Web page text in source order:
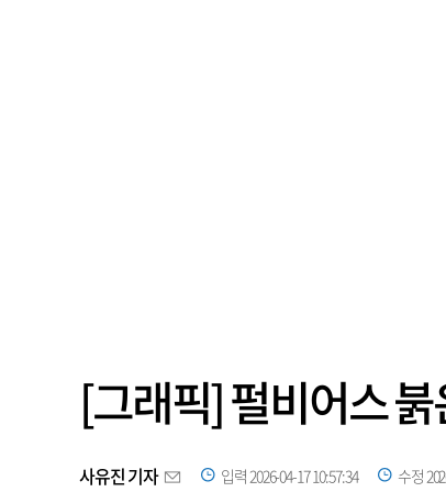
[그래픽] 펄비어스
사유진 기자 입력 2026-04-17 10:57:34 수정